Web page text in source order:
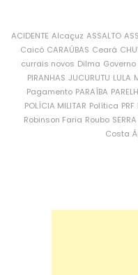
ACIDENTE Alcaçuz ASSALTO
Caicó CARAÚBAS Ceará
currais novos Dilma Governo
PIRANHAS JUCURUTU LULA
Pagamento PARAÍBA
POLÍCIA MILITAR Política PRF
Robinson Faria Roubo
Costa